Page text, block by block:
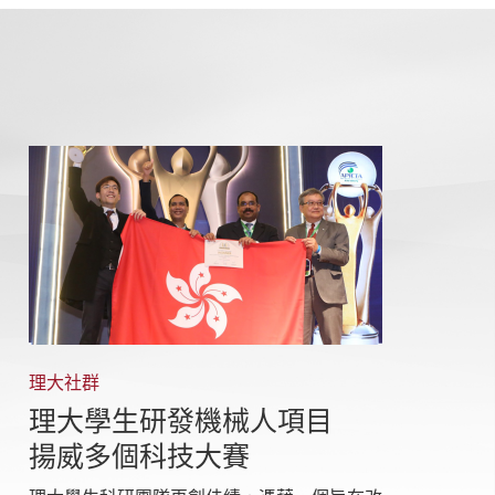
理大社群
理大學生研發機械人項目
揚威多個科技大賽